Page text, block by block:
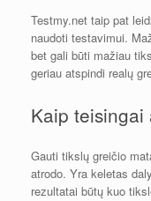
Testmy.net taip pat
naudoti testavimui.
bet gali būti mažiau
geriau atspindi realų
Kaip teisingai
Gauti tikslų greičio
atrodo. Yra keletas
rezultatai būtų kuo